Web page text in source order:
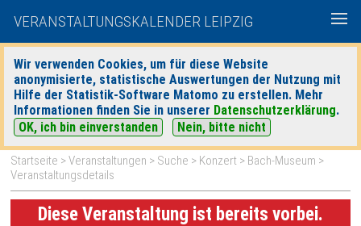
VERANSTALTUNGSKALENDER LEIPZIG
Wir verwenden Cookies, um für diese Website
anonymisierte, statistische Auswertungen der Nutzung mit
Hilfe der Statistik-Software Matomo zu erstellen. Mehr
Informationen finden Sie in unserer Datenschutzerklärung.
OK, ich bin einverstanden
Nein, bitte nicht
heute|morgen| Detaillierte Suche
Startseite >Veranstaltungen > Suche > Konzert > Bach-Museum >
Veranstaltungsdetails
Diese Veranstaltung ist bereits vorbei.